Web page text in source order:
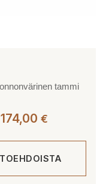
tammi
€
-
3